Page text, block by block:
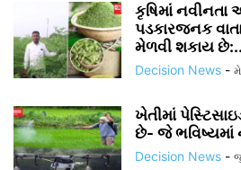
કૃષિમાં
પડકારજનક
મેળવી શકાય
Decision News -
ખેતીમાં
છે- જે ભવિષ્યમાં
Decision News -